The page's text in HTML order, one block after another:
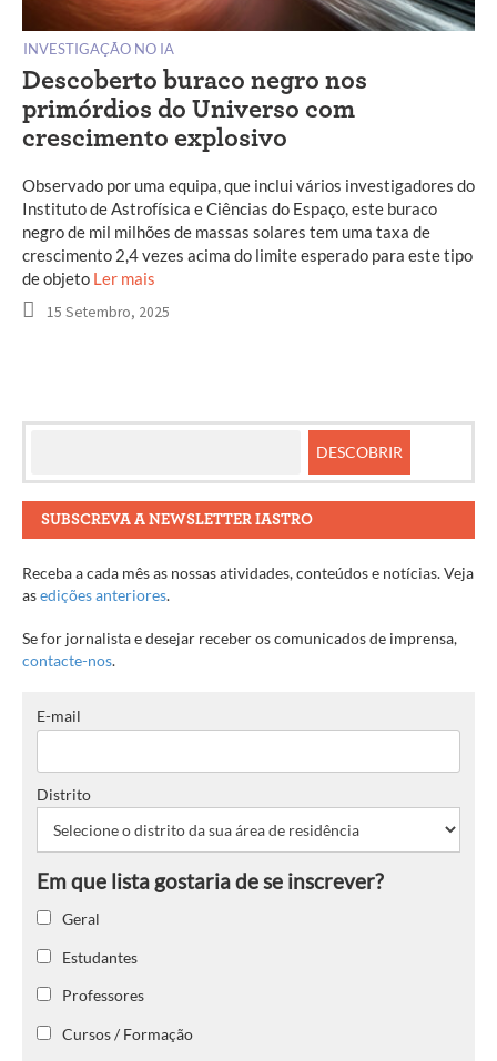
INVESTIGAÇÃO NO IA
Descoberto buraco negro nos
primórdios do Universo com
crescimento explosivo
Observado por uma equipa, que inclui vários investigadores do
Instituto de Astrofísica e Ciências do Espaço, este buraco
negro de mil milhões de massas solares tem uma taxa de
crescimento 2,4 vezes acima do limite esperado para este tipo
de objeto Ler mais
15 Setembro, 2025
SUBSCREVA A NEWSLETTER IASTRO
Receba a cada mês as nossas atividades, conteúdos e notícias. Veja
asedições anteriores.
Se for jornalista e desejar receber os comunicados de imprensa,
contacte-nos.
E-mail
Distrito
Geral
Estudantes
Professores
Cursos / Formação